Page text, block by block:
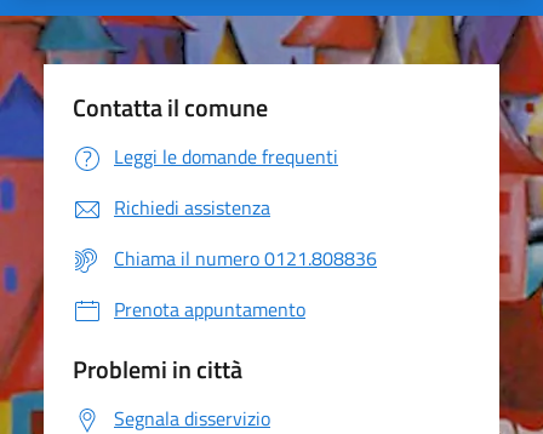
Contatta il comune
Leggi le domande frequenti
Richiedi assistenza
Chiama il numero 0121.808836
Prenota appuntamento
Problemi in città
Segnala disservizio